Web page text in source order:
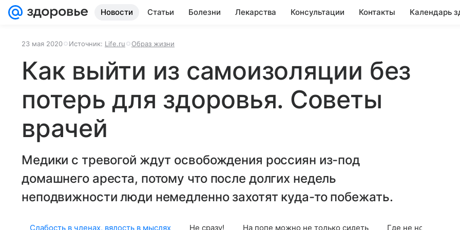
Новости Статьи Болезни Лекарства Консультации Контакты Календарь
23 мая 2020 Источник: Life.ru Образ жизни
Как выйти из самоизоляции без
потерь для здоровья. Советы
врачей
Медики с тревогой ждут освобождения россиян из-под
домашнего ареста, потому что после долгих недель
неподвижности люди немедленно захотят куда-то побежать.
Слабость в членах, вялость в мыслях Не сразу! На попе можно не только сидеть Где не носят масок